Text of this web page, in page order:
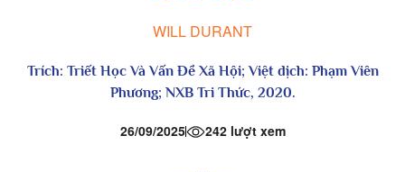
WILL DURANT
Trích: Triết Học Và Vấn Đề Xã Hội; Việt dịch: Phạm Viên
Phương; NXB Tri Thức, 2020.
26/09/2025 242 lượt xem